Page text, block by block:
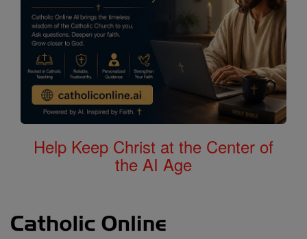
Help Keep Christ at the Center of
the AI Age